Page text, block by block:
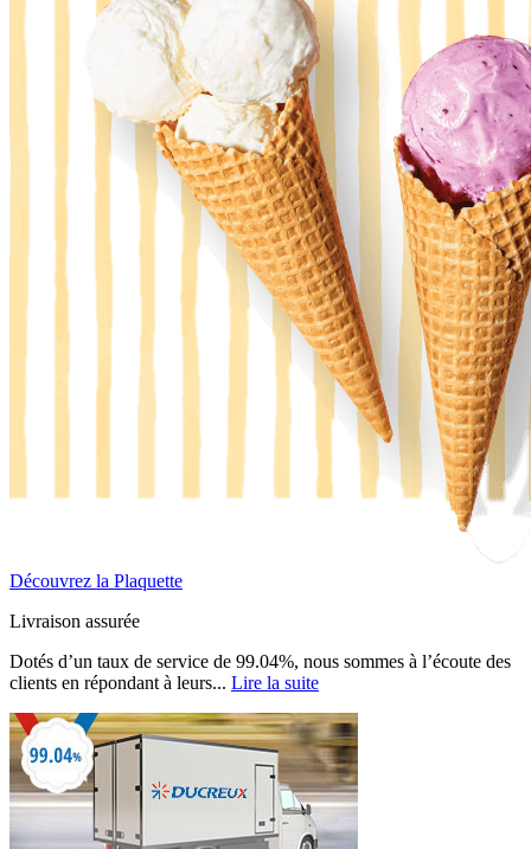
Découvrez la Plaquette
Livraison assurée
Dotés d’un taux de service de 99.04%, nous sommes à l’écoute des
clients en répondant à leurs... Lire la suite